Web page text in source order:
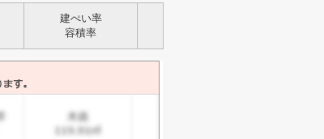
建ぺい率
容積率